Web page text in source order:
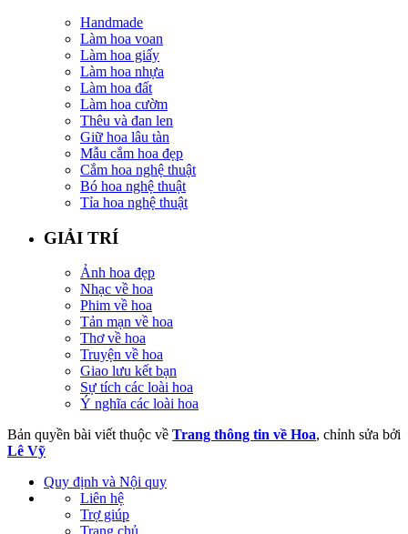
Handmade
Làm hoa voan
Làm hoa giấy
Làm hoa nhựa
Làm hoa đất
Làm hoa cườm
Thêu và đan len
Giữ hoa lâu tàn
Mẫu cắm hoa đẹp
Cắm hoa nghệ thuật
Bó hoa nghệ thuật
Tỉa hoa nghệ thuật
GIẢI TRÍ
Ảnh hoa đẹp
Nhạc về hoa
Phim về hoa
Tản mạn về hoa
Thơ về hoa
Truyện về hoa
Giao lưu kết bạn
Sự tích các loài hoa
Ý nghĩa các loài hoa
Bản quyền bài viết thuộc về Trang thông tin về Hoa, chỉnh sửa bởi
Lê Vỹ
Quy định và Nội quy
Liên hệ
Trợ giúp